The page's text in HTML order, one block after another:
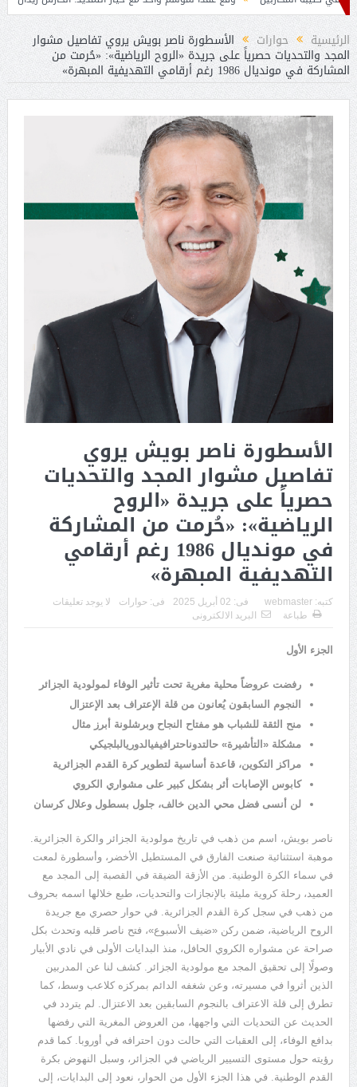
الرئيسية حوارات الأسطورة ناصر بويش يروي تفاصيل مشوار
المجد والتحديات حصرياً على جريدة «الروح الرياضية»: «حُرمت من
المشاركة في مونديال 1986 رغم أرقامي التهديفية المبهرة»
الأسطورة ناصر بويش يروي
تفاصيل مشوار المجد والتحديات
حصرياً على جريدة «الروح
الرياضية»: «حُرمت من المشاركة
في مونديال 1986 رغم أرقامي
التهديفية المبهرة»
كتبه: webmaster فى: 02 أبريل 2025 فى: حوارات
لا يوجد تعليقات
طباعة
البريد الالكترونى
الجزء الأول
رفضت عروضاً محلية مغرية تحت تأثير الوفاء لمولودية الجزائر
النجوم السابقون يُعانون من قلة الإعتراف بعد الإعتزال
منح الثقة للشباب هو مفتاح النجاح وبرشلونة أبرز مثال
مشكلة « التأشيرة» حالتدوناحترافيفيالدوريالبلجيكي
مراكز التكوين، قاعدة أساسية لتطوير كرة القدم الجزائرية
كابوس الإصابات أثر بشكل كبير على مشواري الكروي
لن أنسى فضل محي الدين خالف، جلول بسطول وعلال كرسان
ناصر بويش، اسم من ذهب في تاريخ مولودية الجزائر والكرة الجزائرية.
موهبة استثنائية صنعت الفارق في المستطيل الأخضر، وأسطورة لمعت
في سماء الكرة الوطنية. من الأزقة الضيقة في القصبة إلى المجد مع
العميد، رحلة كروية مليئة بالإنجازات والتحديات، طبع خلالها اسمه بحروف
من ذهب في سجل كرة القدم الجزائرية. في حوار حصري مع جريدة
الروح الرياضية، ضمن ركن «ضيف الأسبوع»، فتح ناصر قلبه وتحدث بكل
صراحة عن مشواره الكروي الحافل، منذ البدايات الأولى في نادي الأبيار
وصولًا إلى تحقيق المجد مع مولودية الجزائر . كشف لنا عن المدربين
الذين أثروا في مسيرته، وعن شغفه الدائم بمركزه كلاعب وسط، كما
تطرق إلى قلة الاعتراف بالنجوم السابقين بعد الاعتزال. لم يتردد في
الحديث عن التحديات التي واجهها، من العروض المغرية التي رفضها
بدافع الوفاء، إلى العقبات التي حالت دون احترافه في أوروبا. كما قدم
رؤيته حول مستوى التسيير الرياضي في الجزائر، وسبل النهوض بكرة
القدم الوطنية. في هذا الجزء الأول من الحوار، نعود إلى البدايات، إلى